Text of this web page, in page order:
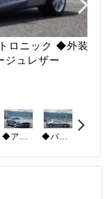
ロニック ◆外装
ジュレザー
◆アルカンターラルーフライナー ◆前席シートヒーター ◆前席パワーシート（メモリ付き） ◆バックソナー ◆CD・ラジオ（AM/FM） ◆禁煙車 ◆ETC ◆クルーズコントロール